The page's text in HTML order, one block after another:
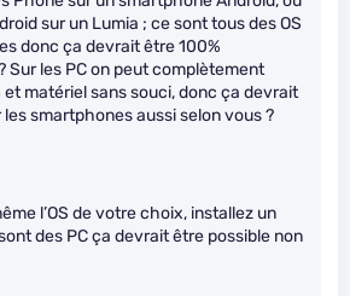
sur un Lumia ; ce sont tous des OS
donc ça devrait être 100%
Sur les PC on peut complètement
et matériel sans souci, donc ça devrait
smartphones aussi selon vous ?
l’OS de votre choix, installez un
des PC ça devrait être possible non